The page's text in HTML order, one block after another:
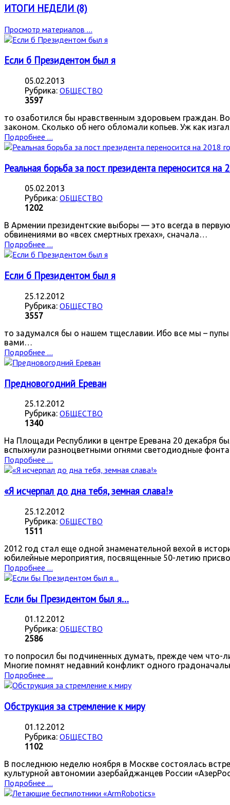
ИТОГИ НЕДЕЛИ (8)
Просмотр материалов ...
Если б Президентом был я
05.02.2013
Рубрика: ОБЩЕСТВО
3597
то озаботился бы нравственным здоровьем граждан.
законом. Сколько об него обломали копьев. Уж как
Подробнее ...
Реальная борьба за пост президента переносится на
05.02.2013
Рубрика: ОБЩЕСТВО
1202
В Армении президентские выборы — это всегда в
обвинениями во «всех смертных грехах», сначала…
Подробнее ...
Если б Президентом был я
25.12.2012
Рубрика: ОБЩЕСТВО
3557
то задумался бы о нашем тщеславии. Ибо все мы – пупы
вами…
Подробнее ...
Предновогодний Ереван
25.12.2012
Рубрика: ОБЩЕСТВО
1340
На Площади Республики в центре Еревана 20 декабря
вспыхнули разноцветными огнями светодиодные
Подробнее ...
«Я исчерпал до дна тебя, земная слава!»
25.12.2012
Рубрика: ОБЩЕСТВО
1511
2012 год стал еще одной знаменательной вехой в
юбилейные мероприятия, посвященные 50-летию
Подробнее ...
Если бы Президентом был я…
01.12.2012
Рубрика: ОБЩЕСТВО
2586
то попросил бы подчиненных думать, прежде чем что-
Многие помнят недавний конфликт одного
Подробнее ...
Обструкция за стремление к миру
01.12.2012
Рубрика: ОБЩЕСТВО
1102
В последнюю неделю ноября в Москве состоялась
культурной автономии азербайджанцев России
Подробнее ...